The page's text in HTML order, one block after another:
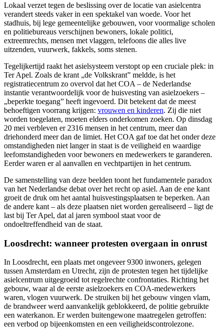
Lokaal verzet tegen de beslissing over de locatie van asielcentra
verandert steeds vaker in een spektakel van woede. Voor het
stadhuis, bij lege gemeentelijke gebouwen, voor voormalige scholen
en politiebureaus verschijnen bewoners, lokale politici,
extreemrechts, mensen met vlaggen, telefoons die alles live
uitzenden, vuurwerk, fakkels, soms stenen.
Tegelijkertijd raakt het asielsysteem verstopt op een cruciale plek: in
Ter Apel. Zoals de krant „de Volkskrant” meldde, is het
registratiecentrum zo overvol dat het COA – de Nederlandse
instantie verantwoordelijk voor de huisvesting van asielzoekers –
„beperkte toegang” heeft ingevoerd. Dit betekent dat de meest
behoeftigen voorrang krijgen: vrouwen en kinderen. Zij die niet
worden toegelaten, moeten elders onderkomen zoeken. Op dinsdag
20 mei verbleven er 2316 mensen in het centrum, meer dan
driehonderd meer dan de limiet. Het COA gaf toe dat het onder deze
omstandigheden niet langer in staat is de veiligheid en waardige
leefomstandigheden voor bewoners en medewerkers te garanderen.
Eerder waren er al aanvallen en vechtpartijen in het centrum.
De samenstelling van deze beelden toont het fundamentele paradox
van het Nederlandse debat over het recht op asiel. Aan de ene kant
groeit de druk om het aantal huisvestingsplaatsen te beperken. Aan
de andere kant – als deze plaatsen niet worden gerealiseerd – ligt de
last bij Ter Apel, dat al jaren symbool staat voor de
ondoeltreffendheid van de staat.
Loosdrecht: wanneer protesten overgaan in onrust
In Loosdrecht, een plaats met ongeveer 9300 inwoners, gelegen
tussen Amsterdam en Utrecht, zijn de protesten tegen het tijdelijke
asielcentrum uitgegroeid tot regelrechte confrontaties. Richting het
gebouw, waar al de eerste asielzoekers en COA-medewerkers
waren, vlogen vuurwerk. De struiken bij het gebouw vingen vlam,
de brandweer werd aanvankelijk geblokkeerd, de politie gebruikte
een waterkanon. Er werden buitengewone maatregelen getroffen:
een verbod op bijeenkomsten en een veiligheidscontrolezone.